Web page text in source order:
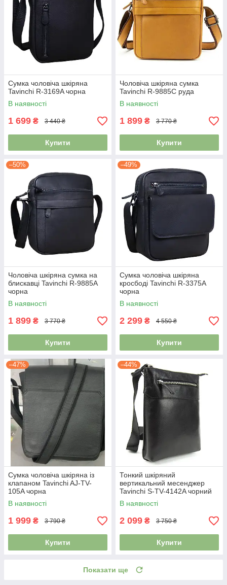
Сумка чоловіча шкіряна
Tavinchi R-3169A чорна
В наявності
1 699 ₴ 3 440 ₴
Купити
Чоловіча шкіряна сумка
Tavinchi R-9885C руда
В наявності
1 899 ₴ 3 770 ₴
Купити
–50%
Чоловіча шкіряна сумка на
блискавці Tavinchi R-9885A
чорна
В наявності
1 899 ₴ 3 770 ₴
Купити
–49%
Сумка чоловіча шкіряна
кросбоді Tavinchi R-3375A
чорна
В наявності
2 299 ₴ 4 550 ₴
Купити
–47%
Сумка чоловіча шкіряна із
клапаном Tavinchi AJ-TV-
105A чорна
В наявності
1 999 ₴ 3 790 ₴
Купити
–44%
Тонкий шкіряний
вертикальний месенджер
Tavinchi S-TV-4142A чорний
В наявності
2 099 ₴ 3 750 ₴
Купити
Показати ще